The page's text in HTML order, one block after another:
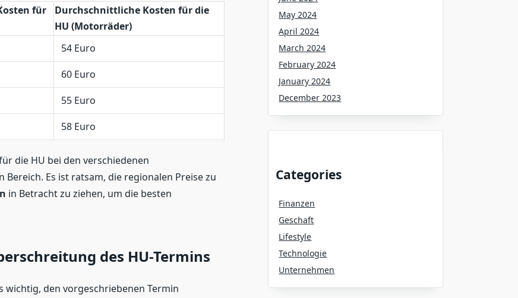
für
Durchschnittliche Kosten für die
HU (Motorräder)
54 Euro
60 Euro
55 Euro
58 Euro
die HU bei den verschiedenen
Bereich. Es ist ratsam, die regionalen Preise zu
in Betracht zu ziehen, um die besten
des HU-Termins
wichtig, den vorgeschriebenen Termin
May 2024
April 2024
March 2024
February 2024
January 2024
December 2023
Categories
Finanzen
Geschaft
Lifestyle
Technologie
Unternehmen